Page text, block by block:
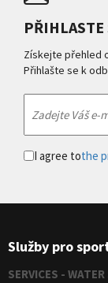
Získejte přehled
Přihlašte se k
I agree tothe
Služby pro
SERVICES -